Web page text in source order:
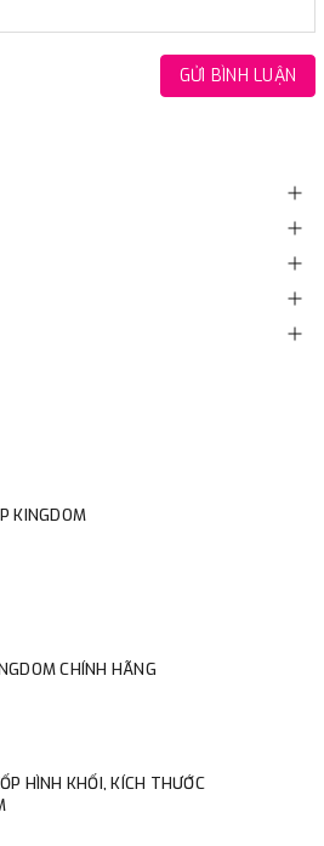
KINGDOM
CHÍNH HÃNG
HÌNH KHỐI, KÍCH THƯỚC
GỬI BÌNH LUẬN